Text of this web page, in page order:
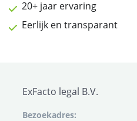
20+ jaar ervaring
Eerlijk en transparant
ExFacto legal B.V.
Bezoekadres: